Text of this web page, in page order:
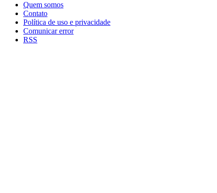
Quem somos
Contato
Política de uso e privacidade
Comunicar error
RSS